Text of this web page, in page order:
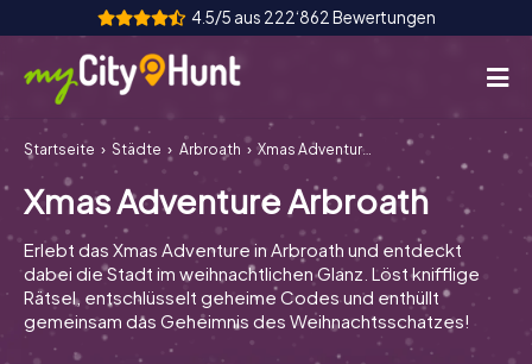
4.5/5 aus 222‘862 Bewertungen
So funktioniert's
Städte
Touren
Teamevent
Startseite Städte Arbroath Xmas Adventure Arbroath
Xmas Adventure Arbroath
Erlebt das Xmas Adventure in Arbroath und entdeckt
dabei die Stadt im weihnachtlichen Glanz. Löst knifflige
Rätsel, entschlüsselt geheime Codes und enthüllt
gemeinsam das Geheimnis des Weihnachtsschatzes!